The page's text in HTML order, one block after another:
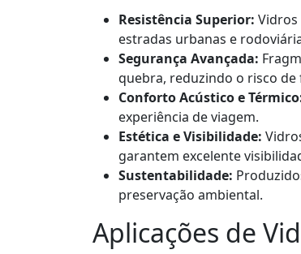
Resistência Superior:
estradas urbanas e
Segurança Avançada:
quebra, reduzindo o risco
Conforto Acústico e
experiência de viagem.
Estética e Visibilidade:
garantem excelente
Sustentabilidade:
preservação ambiental.
Aplicações de